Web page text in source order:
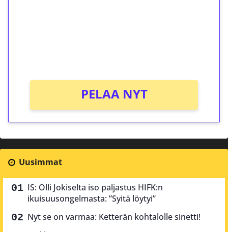
PELAA NYT
Uusimmat
IS: Olli Jokiselta iso paljastus HIFK:n
ikuisuusongelmasta: ”Syitä löytyi”
Nyt se on varmaa: Ketterän kohtalolle sinetti!